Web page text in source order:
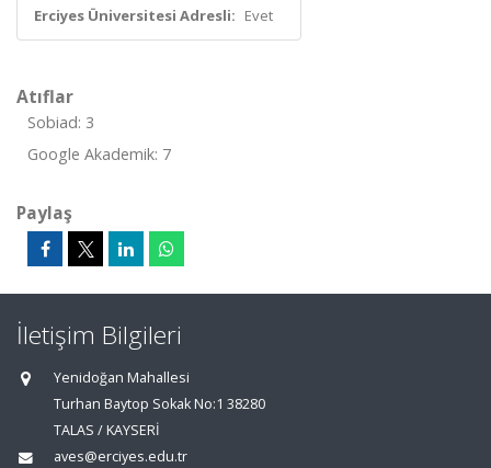
Erciyes Üniversitesi Adresli: Evet
Atıflar
Sobiad: 3
Google Akademik: 7
Paylaş
İletişim Bilgileri
Yenidoğan Mahallesi
Turhan Baytop Sokak No:1 38280
TALAS / KAYSERİ
aves@erciyes.edu.tr